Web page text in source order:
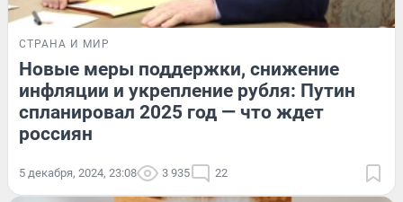
СТРАНА И МИР
Новые меры поддержки, снижение
инфляции и укрепление рубля: Путин
спланировал 2025 год — что ждет
россиян
5 декабря, 2024, 23:08 3 935 22